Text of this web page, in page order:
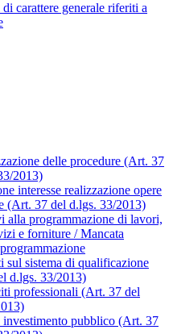
carattere generale riferiti a
delle procedure (Art. 37
2013)
interesse realizzazione opere
(Art. 37 del d.lgs. 33/2013)
alla programmazione di lavori,
e forniture / Mancata
sul sistema di qualificazione
d.lgs. 33/2013)
professionali (Art. 37 del
investimento pubblico (Art. 37